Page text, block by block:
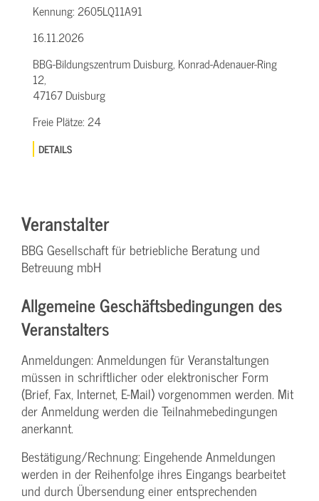
Kennung:2605LQ11A91
16.11.2026
BBG-Bildungszentrum Duisburg, Konrad-Adenauer-Ring
12,
47167 Duisburg
Freie Plätze:24
DETAILS
Veranstalter
BBG Gesellschaft für betriebliche Beratung und
Betreuung mbH
Allgemeine Geschäftsbedingungen des
Veranstalters
Anmeldungen: Anmeldungen für Veranstaltungen
müssen in schriftlicher oder elektronischer Form
(Brief, Fax, Internet, E-Mail) vorgenommen werden. Mit
der Anmeldung werden die Teilnahme­bedingungen
anerkannt.
Bestätigung­/Rechnung: Eingehende Anmeldungen
werden in der Reihenfolge ihres Eingangs bearbeitet
und durch Übersendung einer entsprechenden